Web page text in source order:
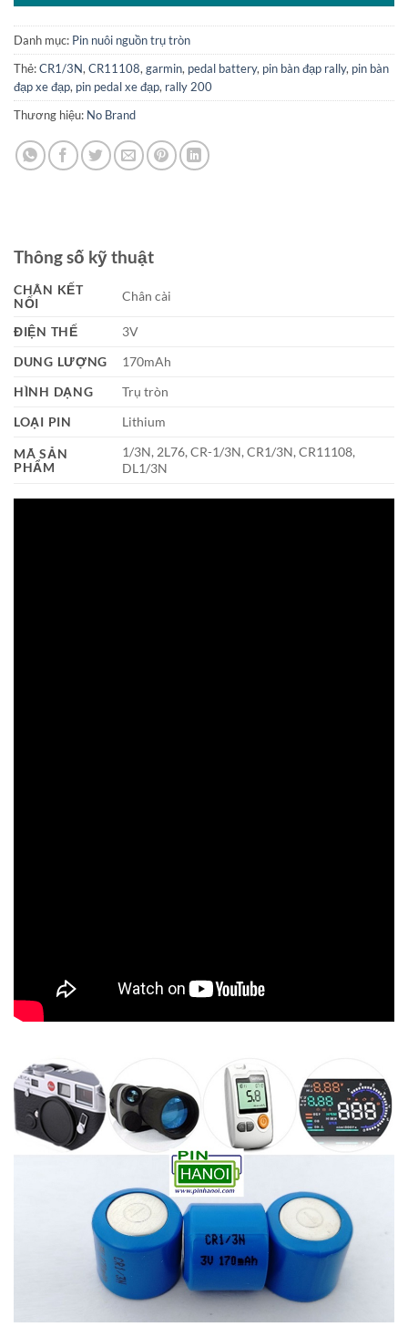
Danh mục: Pin nuôi nguồn trụ tròn
Thẻ:CR1/3N, CR11108, garmin, pedal battery, pin bàn đạp rally, pin bàn
đạp xe đạp, pin pedal xe đạp, rally 200
Thương hiệu: No Brand
Thông số kỹ thuật
CHÂN KẾT
NỐI
Chân cài
ĐIỆN THẾ
3V
DUNG LƯỢNG
170mAh
HÌNH DẠNG
Trụ tròn
LOẠI PIN
Lithium
MÃ SẢN
PHẨM
1/3N, 2L76, CR-1/3N, CR1/3N, CR11108,
DL1/3N